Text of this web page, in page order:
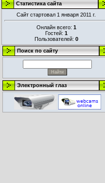
Статистика сайта
Сайт стартовал 1 января 2011 г.
Онлайн всего: 1
Гостей: 1
Пользователей: 0
Поиск по сайту
Электронный глаз